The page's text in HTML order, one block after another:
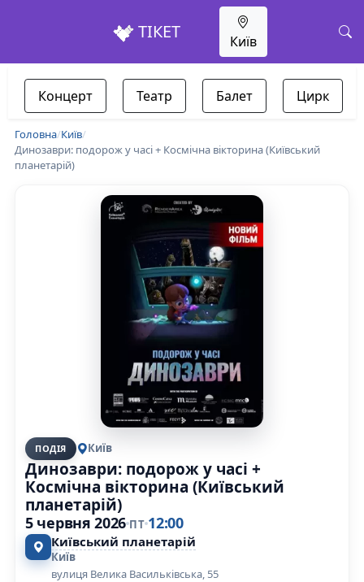
ТІКЕТ Київ
Концерт Театр Балет Цирк
Головна/Київ/
Динозаври: подорож у часі + Космічна вікторина (Київський
планетарій)
ПОДІЯ Київ
Динозаври: подорож у часі +
Космічна вікторина (Київський
планетарій)
5 червня 2026 ПТ 12:00
Київський планетарій
Київ
вулиця Велика Васильківська, 55